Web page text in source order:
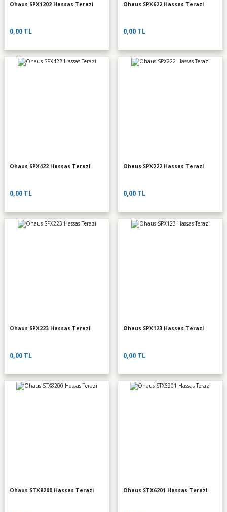
Ohaus SPX1202 Hassas Terazi
0,00 TL
Ohaus SPX622 Hassas Terazi
0,00 TL
Ohaus SPX422 Hassas Terazi
0,00 TL
Ohaus SPX222 Hassas Terazi
0,00 TL
Ohaus SPX223 Hassas Terazi
0,00 TL
Ohaus SPX123 Hassas Terazi
0,00 TL
Ohaus STX8200 Hassas Terazi Ohaus STX6201 Hassas Terazi